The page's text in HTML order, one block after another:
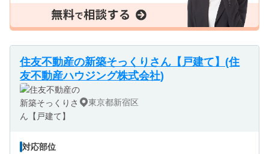
住友不動産の新築そっくりさん【戸建て】(住
友不動産ハウジング株式会社)
東京都新宿区
対応部位